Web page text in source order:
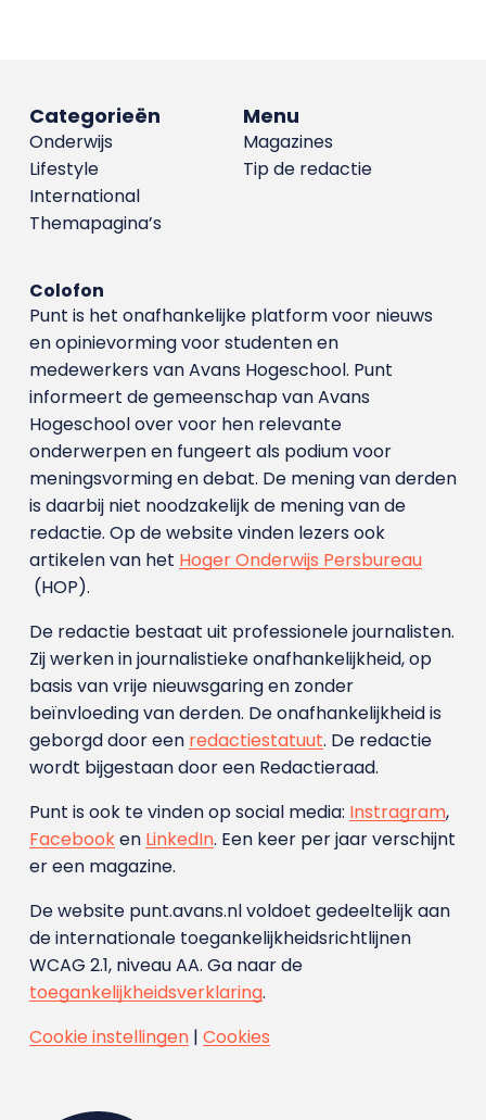
Menu
Magazines
Tip de redactie
Categorieën
Onderwijs
Lifestyle
International
Themapagina’s
Colofon
Punt is het onafhankelijke platform voor nieuws
en opinievorming voor studenten en
medewerkers van Avans Hoge­school. Punt
informeert de gemeenschap van Avans
Hogeschool over voor hen relevante
onderwerpen en fungeert als podium voor
meningsvorming en debat. De mening van derden
is daarbij niet noodzakelijk de mening van de
redactie. Op de website vinden lezers ook
artikelen van het Hoger Onderwijs Persbureau
(HOP).
De redactie bestaat uit professionele journalisten.
Zij werken in journalistieke onafhankelijkheid, op
basis van vrije nieuwsgaring en zonder
beïnvloeding van derden. De onafhankelijkheid is
geborgd door een redactiestatuut. De redactie
wordt bijgestaan door een Redactieraad.
Punt is ook te vinden op social media: Instragram,
Facebooken LinkedIn. Een keer per jaar verschijnt
er een magazine.
De website punt.avans.nl voldoet gedeeltelijk aan
de internationale toegankelijkheidsrichtlijnen
WCAG 2.1, niveau AA. Ga naar de
toegankelijkheidsverklaring.
Cookie instellingen| Cookies